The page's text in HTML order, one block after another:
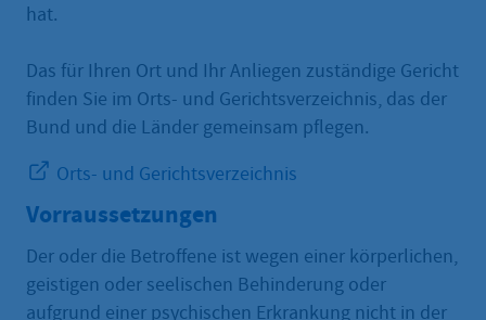
hat.
Das für Ihren Ort und Ihr Anliegen zuständige Gericht
finden Sie im Orts- und Gerichtsverzeichnis, das der
Bund und die Länder gemeinsam pflegen.
Orts- und Gerichtsverzeichnis
Vorraussetzungen
Der oder die Betroffene ist wegen einer körperlichen,
geistigen oder seelischen Behinderung oder
aufgrund einer psychischen Erkrankung nicht in der